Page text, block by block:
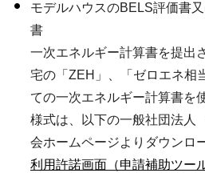
モデルハウスのBELS評価書
書
一次エネルギー計算書を提出
宅の「ZEH」、「ゼロエネ相
ての一次エネルギー計算書を
様式は、以下の一般社団法
会ホームページよりダウンロ
利用許諾画面（申請補助ツー